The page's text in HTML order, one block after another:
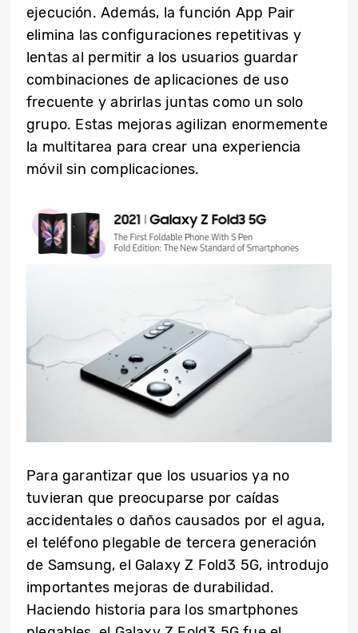
ejecución. Además, la función App Pair
elimina las configuraciones repetitivas y
lentas al permitir a los usuarios guardar
combinaciones de aplicaciones de uso
frecuente y abrirlas juntas como un solo
grupo. Estas mejoras agilizan enormemente
la multitarea para crear una experiencia
móvil sin complicaciones.
Para garantizar que los usuarios ya no
tuvieran que preocuparse por caídas
accidentales o daños causados por el agua,
el teléfono plegable de tercera generación
de Samsung, el Galaxy Z Fold3 5G, introdujo
importantes mejoras de durabilidad.
Haciendo historia para los smartphones